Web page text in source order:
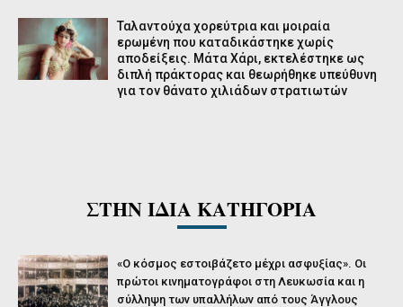
Ταλαντούχα χορεύτρια και μοιραία
ερωμένη που καταδικάστηκε χωρίς
αποδείξεις. Μάτα Χάρι, εκτελέστηκε ως
διπλή πράκτορας και θεωρήθηκε υπεύθυνη
για τον θάνατο χιλιάδων στρατιωτών
ΣΤΗΝ ΙΔΙΑ ΚΑΤΗΓΟΡΙΑ
«Ο κόσμος εστοιβάζετο μέχρι ασφυξίας». Οι
πρώτοι κινηματογράφοι στη Λευκωσία και η
σύλληψη των υπαλλήλων από τους Άγγλους